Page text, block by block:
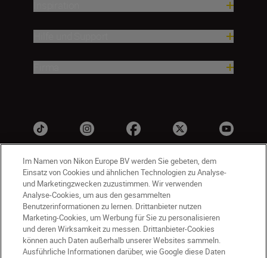
DE Nikon Sites
Kontakt
Datenschutzhinweis
Im Namen von Nikon Europe BV werden Sie gebeten, dem
Einsatz von Cookies und ähnlichen Technologien zu Analyse-
und Marketingzwecken zuzustimmen. Wir verwenden
Analyse-Cookies, um aus den gesammelten
Benutzerinformationen zu lernen. Drittanbieter nutzen
Marketing-Cookies, um Werbung für Sie zu personalisieren
und deren Wirksamkeit zu messen. Drittanbieter-Cookies
können auch Daten außerhalb unserer Websites sammeln.
Ausführliche Informationen darüber, wie Google diese Daten